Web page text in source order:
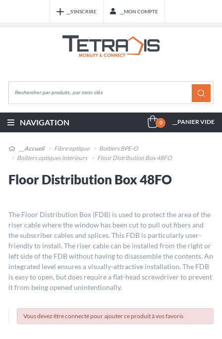
__S'INSCRIRE __MON COMPTE
NAVIGATION 0 __PANIER VIDE
__Accueil Fibre optique
Boîtiers BPE-O
Boîtiers optiques intérieurs
Floor Distribution Box 48FO
Floor Distribution Box 48FO
The Floor Distribution Box (FDB) is used to protect the area of the
riser cable where the window has been cut to pull out fibers and
the subscriber cables and splices. This FDB is particularly user-
friendly to install. The riser cable can be installed from the right or
left side of the FDB without having to disassemble the contents. An
integrated level ensures a visually-attractive installation. The FDB
is easy to open, but does require a flat-head screwdriver to prevent
it from being opened unintentionally.
Vous devez être connecté pour ajouter ce produit à vos favoris